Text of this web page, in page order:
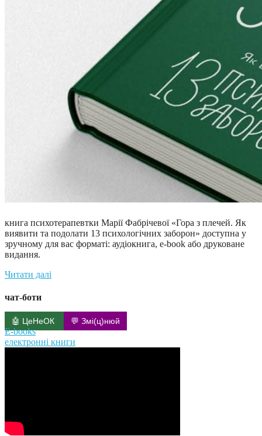
книга психотерапевтки Марії Фабрічевої «Гора з плечей. Як
виявити та подолати 13 психологічних заборон» доступна у
зручному для вас форматі: аудіокнига, e-book або друковане
видання.
Читати далі
чат-боти
🤖 ЦеНеОК 💬 Змі(ц)нюй
E-books
електронні книги